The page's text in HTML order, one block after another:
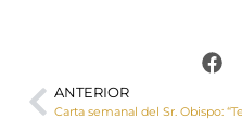
ANTERIOR